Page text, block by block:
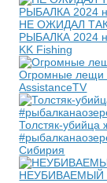
НЕ ОЖИДАЛ
РЫБАЛКА 2024
KK Fishing
Огромные лещи
AssistanceTV
Толстяк-убийца
Сибирия
НЕУБИВАЕМЫЙ